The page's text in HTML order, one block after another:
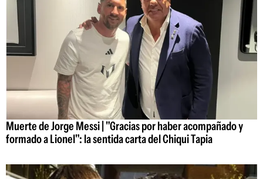
Muerte de Jorge Messi | "Gracias por haber acompañado y
formado a Lionel": la sentida carta del Chiqui Tapia